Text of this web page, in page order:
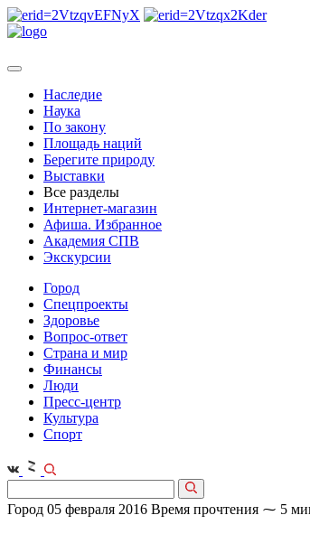
Наследие
Наука
По закону
Площадь наций
Берегите природу
Выставки
Все разделы
Интернет-магазин
Афиша. Избранное
Академия СПВ
Экскурсии
Город
Спецпроекты
Здоровье
Вопрос-ответ
Страна и мир
Финансы
Люди
Пресс-центр
Культура
Спорт
Город 05 февраля 2016 Время прочтения ⁓ 5